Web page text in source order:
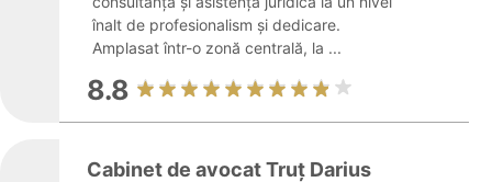
înalt de profesionalism și dedicare.
Amplasat într-o zonă centrală, la ...
8.8
Cabinet de avocat Truț Darius